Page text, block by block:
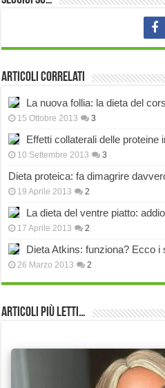
Articoli correlati
La nuova follia: la dieta del
15 Ottobre 2013 3
Effetti collaterali delle proteine
10 Settembre 2013 3
Dieta proteica: fa dimagrire
19 Aprile 2013 2
La dieta del ventre piatto:
17 Aprile 2013 2
Dieta Atkins: funziona? Ecco i
26 Marzo 2013 2
Articoli più Letti…